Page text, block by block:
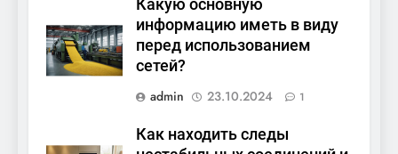
Какую основную
информацию иметь в виду
перед использованием
сетей?
admin
23.10.2024 1
Как находить следы